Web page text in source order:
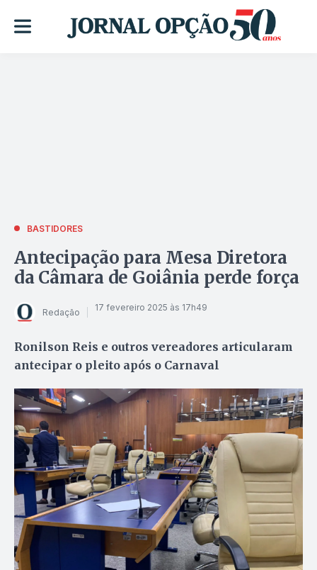
BASTIDORES
Antecipação para Mesa Diretora
da Câmara de Goiânia perde força
Redação 17 fevereiro 2025 às 17h49
Ronilson Reis e outros vereadores articularam
antecipar o pleito após o Carnaval